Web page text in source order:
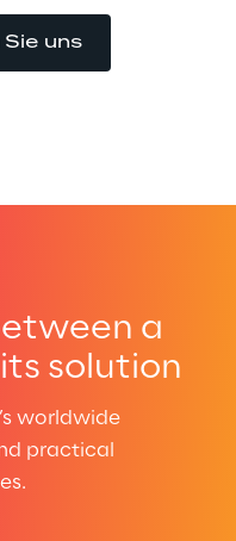
uns
a
solution
worldwide
practical